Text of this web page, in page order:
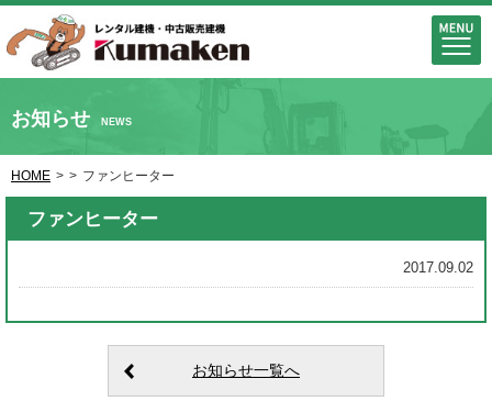
お知らせ NEWS
HOME > > ファンヒーター
ファンヒーター
2017.09.02
お知らせ一覧へ